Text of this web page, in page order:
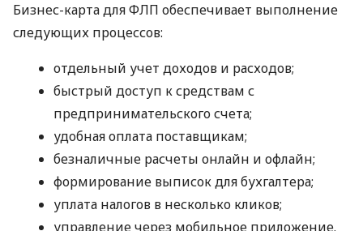
Бизнес-карта для ФЛП обеспечивает выполнение
следующих процессов:
отдельный учет доходов и расходов;
быстрый доступ к средствам с
предпринимательского счета;
удобная оплата поставщикам;
безналичные расчеты онлайн и офлайн;
формирование выписок для бухгалтера;
уплата налогов в несколько кликов;
управление через мобильное приложение.